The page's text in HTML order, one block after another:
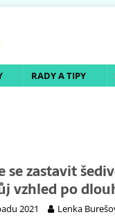
RADY A TIPY
se zastavit
vzhled po
2021 Lenka